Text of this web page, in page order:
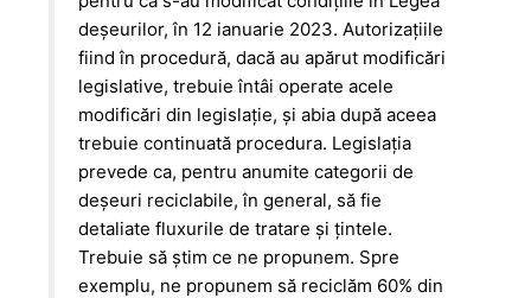
deșeurilor, în 12 ianuarie 2023. Autorizațiile
fiind în procedură, dacă au apărut modificări
legislative, trebuie întâi operate acele
modificări din legislație, și abia după aceea
trebuie continuată procedura. Legislația
prevede ca, pentru anumite categorii de
deșeuri reciclabile, în general, să fie
detaliate fluxurile de tratare și țintele.
Trebuie să știm ce ne propunem. Spre
exemplu, ne propunem să reciclăm 60% din